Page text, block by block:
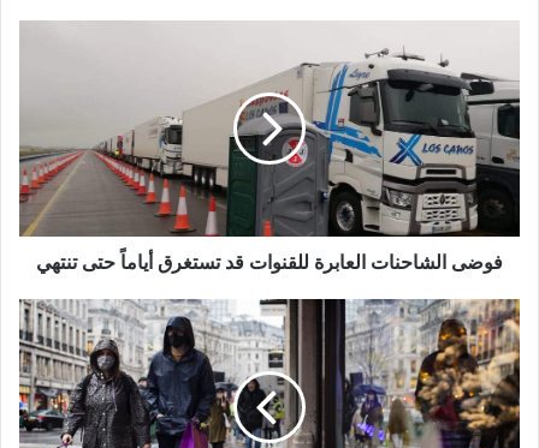
العابرة
للقنوات
قد
تستغرق
أياماً
حتى
تنتهي
فوضى الشاحنات العابرة للقنوات قد تستغرق أياماً حتى تنتهي
ارتفاع
حاد
في
مستويات
الإصابة
بالفيروس